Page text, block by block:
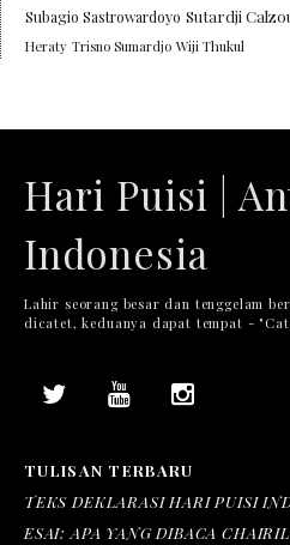
Subagio Sastrowardoyo Sutardji
Heraty Trisno Sumardjo Wiji Thukul
Hari Puisi |
Indonesia
Lahir seorang besar dan tenggelam
dicatet, keduanya dapat tempat -
TULISAN TERBARU
TEKS DEKLARASI HARI PUISI
ESAI: APA YANG DIBACA